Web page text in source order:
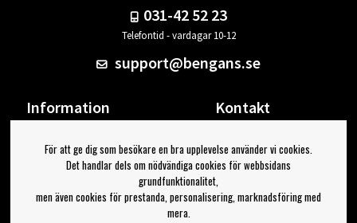
031-42 52 23
Telefontid - vardagar 10-12
support@bengans.se
Information
Om Bengans
FAQ / Köp- & Leveransvillkor
Kontakt
Din sida
Logga ut
Jag vill ha tips från Bengans
För att ge dig som besökare en bra upplevelse använder vi cookies.
Det handlar dels om nödvändiga cookies för webbsidans
grundfunktionalitet,
men även cookies för prestanda, personalisering, marknadsföring med
mera.